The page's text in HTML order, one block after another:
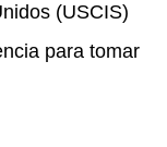
(USCIS)
para tomar